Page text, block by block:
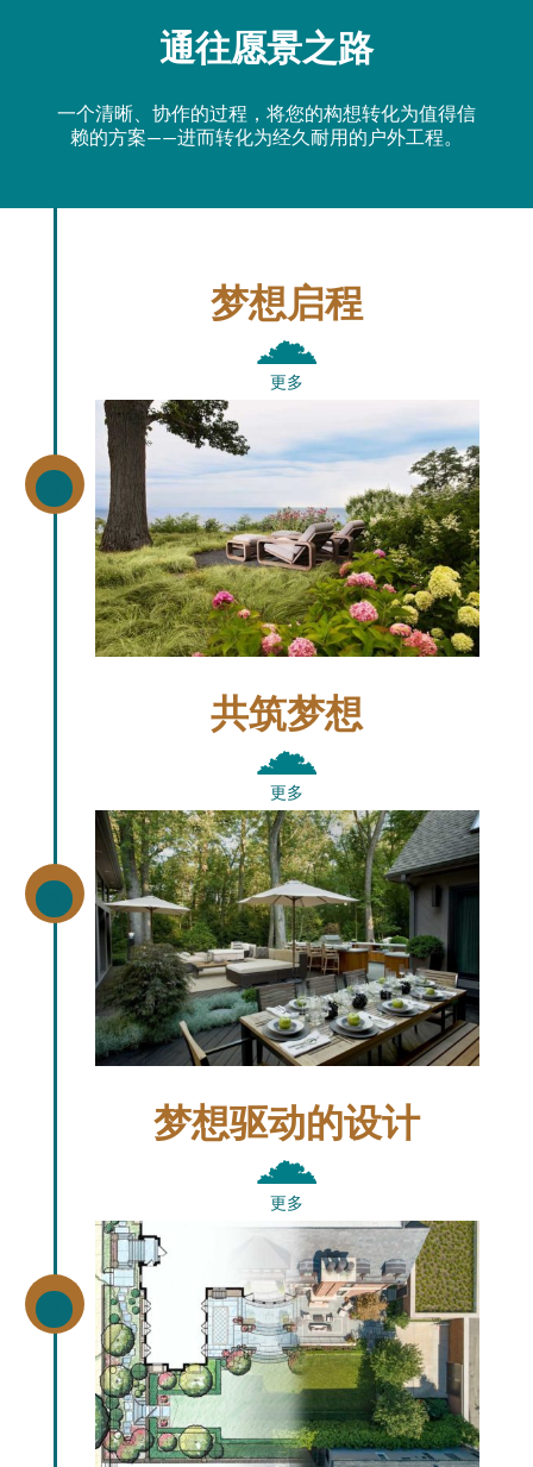
通往愿景之路
一个清晰、协作的过程，将您的构想转化为值得信
赖的方案——进而转化为经久耐用的户外工程。
梦想启程
更多
共筑梦想
更多
梦想驱动的设计
更多